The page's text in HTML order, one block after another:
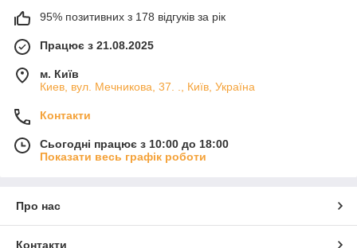
95% позитивних з 178 відгуків за рік
Працює з 21.08.2025
м. Київ
Киев, вул. Мечникова, 37. ., Київ, Україна
Контакти
Сьогодні працює з 10:00 до 18:00
Показати весь графік роботи
Про нас
Контакти